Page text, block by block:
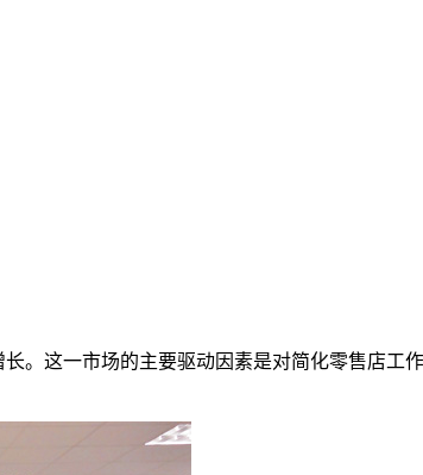
。这一市场的主要驱动因素是对简化零售店工